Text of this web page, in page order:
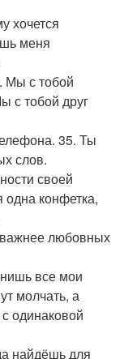
хочется
меня
Мы с тобой
с тобой друг
35. Ты
слов.
своей
одна конфетка,
любовных
все мои
молчать, а
одинаковой
найдёшь для